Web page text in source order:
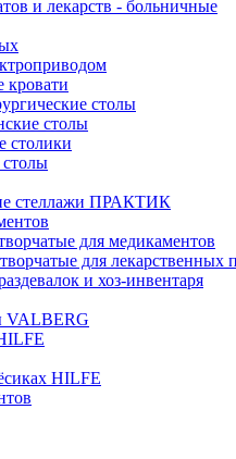
и лекарств - больничные
кровати
столы
столы
столики
стеллажи ПРАКТИК
для медикаментов
для лекарственных
и хоз-инвентаря
VALBERG
HILFE